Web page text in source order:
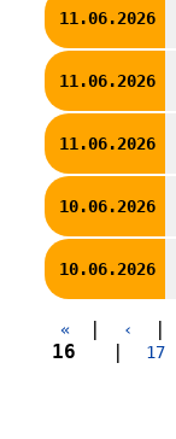
11.06.2026
11.06.2026
11.06.2026
10.06.2026
10.06.2026
« | ‹ |
16
| 17